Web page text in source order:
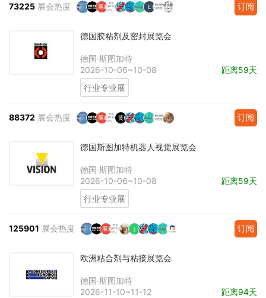
73225 展会热度 订阅
德国胶粘剂及密封展览会
德国·斯图加特
2026-10-06~10-08
距离59天
行业专业展
88372 展会热度 订阅
德国斯图加特机器人视觉展览会
德国·斯图加特
2026-10-06~10-08
距离59天
行业专业展
125901 展会热度 订阅
欧洲粘合剂与粘接展览会
德国·斯图加特
2026-11-10~11-12
距离94天